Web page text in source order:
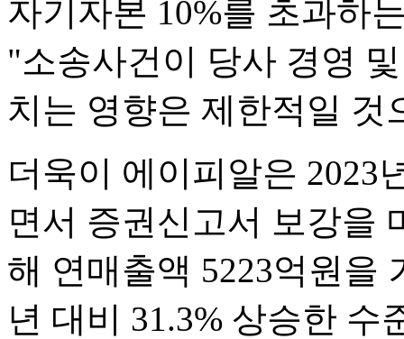
자기자본 10%를 초과하
"소송사건이 당사 경영
치는 영향은 제한적일
더욱이 에이피알은 2023
면서 증권신고서 보강을
해 연매출액 5223억원을
년 대비 31.3% 상승한